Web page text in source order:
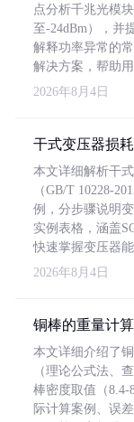
点分析千兆光模
至-24dBm），并
解释功率异常的
解决方案，帮助
2026年8月4日
干式变压器损
本文详细解析干
（GB/T 10228-
例，分步骤说明
实例表格，涵盖
快速掌握变压器能
2026年8月4日
铜棒的重量计
本文详细介绍了
（理论公式法、
棒密度取值（8.4-
际计算案例、误